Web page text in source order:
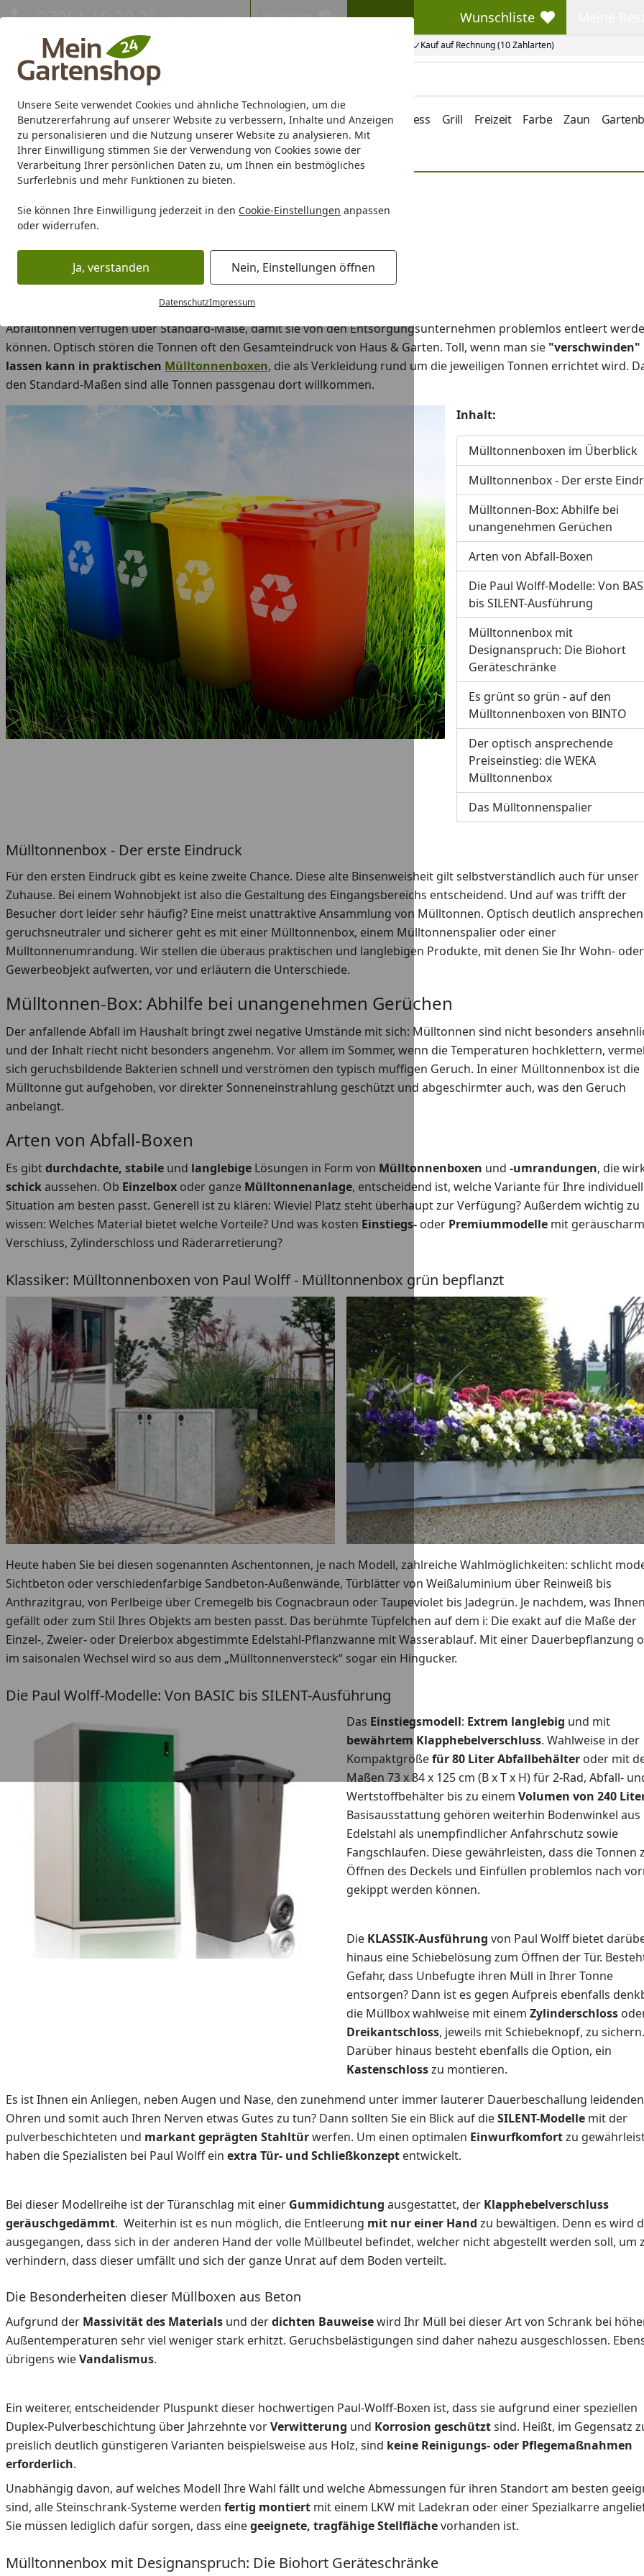
Unsere Seite verwendet Cookies und ähnliche Technologien, um die
Benutzererfahrung auf unserer Website zu verbessern, Inhalte und Anzeigen
zu personalisieren und die Nutzung unserer Website zu analysieren. Mit
Ihrer Einwilligung stimmen Sie der Verwendung von Cookies sowie der
Verarbeitung Ihrer persönlichen Daten zu, um Ihnen ein bestmögliches
Surferlebnis und mehr Funktionen zu bieten.
Sie können Ihre Einwilligung jederzeit in den Cookie-Einstellungen anpassen
oder widerrufen.
Ja, verstanden Nein, Einstellungen öffnen
DatenschutzImpressum
Eigene Montage-Teams Kauf auf Rechnung (10 Zahlarten)
07051 / 9 22 22 Mo-Fr. 8-16 Uhr Kontakt Wunschliste
Wunschliste
Gartenhaus Gerätehaus Gewächshaus Carport/Garage/Vordach Wellness Grill Freizeit Farbe Zaun
Marken Sale %
Startseite
Abfalltonnen gut verstaut
Erstellt am: 06.05.2021
Mülltonnenboxen im Überblick
Abfalltonnen verfügen über Standard-Maße, damit sie von den Entsorgungsunternehmen problemlos entleert
können. Optisch stören die Tonnen oft den Gesamteindruck von Haus & Garten. Toll, wenn man sie "verschwinden"
lassen kann in praktischen Mülltonnenboxen, die als Verkleidung rund um die jeweiligen Tonnen errichtet wird.
den Standard-Maßen sind alle Tonnen passgenau dort willkommen.
Inhalt:
Mülltonnenboxen im Überblick
Mülltonnenbox - Der erste
Mülltonnen-Box: Abhilfe bei
unangenehmen Gerüchen
Arten von Abfall-Boxen
Die Paul Wolff-Modelle: Von
bis SILENT-Ausführung
Mülltonnenbox mit
Designanspruch: Die Biohort
Geräteschränke
Es grünt so grün - auf den
Mülltonnenboxen von BINTO
Der optisch ansprechende
Preiseinstieg: die WEKA
Mülltonnenbox
Das Mülltonnenspalier
Mülltonnenbox - Der erste Eindruck
Für den ersten Eindruck gibt es keine zweite Chance. Diese alte Binsenweisheit gilt selbstverständlich auch für unser
Zuhause. Bei einem Wohnobjekt ist also die Gestaltung des Eingangsbereichs entscheidend. Und auf was trifft der
Besucher dort leider sehr häufig? Eine meist unattraktive Ansammlung von Mülltonnen. Optisch deutlich
geruchsneutraler und sicherer geht es mit einer Mülltonnenbox, einem Mülltonnenspalier oder einer
Mülltonnenumrandung. Wir stellen die überaus praktischen und langlebigen Produkte, mit denen Sie Ihr Wohn- oder
Gewerbeobjekt aufwerten, vor und erläutern die Unterschiede.
Mülltonnen-Box: Abhilfe bei unangenehmen Gerüchen
Der anfallende Abfall im Haushalt bringt zwei negative Umstände mit sich: Mülltonnen sind nicht besonders
und der Inhalt riecht nicht besonders angenehm. Vor allem im Sommer, wenn die Temperaturen hochklettern,
sich geruchsbildende Bakterien schnell und verströmen den typisch muffigen Geruch. In einer Mülltonnenbox ist die
Mülltonne gut aufgehoben, vor direkter Sonneneinstrahlung geschützt und abgeschirmter auch, was den Geruch
anbelangt.
Arten von Abfall-Boxen
Es gibtdurchdachte, stabile und langlebige Lösungen in Form von Mülltonnenboxen und -umrandungen, die
schickaussehen. Ob Einzelbox oder ganze Mülltonnenanlage, entscheidend ist, welche Variante für Ihre
Situation am besten passt. Generell ist zu klären: Wieviel Platz steht überhaupt zur Verfügung? Außerdem wichtig zu
wissen: Welches Material bietet welche Vorteile? Und was kosten Einstiegs- oder Premiummodelle mit
Verschluss, Zylinderschloss und Räderarretierung?
Klassiker: Mülltonnenboxen von Paul Wolff - Mülltonnenbox grün bepflanzt
Heute haben Sie bei diesen sogenannten Aschentonnen, je nach Modell, zahlreiche Wahlmöglichkeiten: schlicht
Sichtbeton oder verschiedenfarbige Sandbeton-Außenwände, Türblätter von Weißaluminium über Reinweiß bis
Anthrazitgrau, von Perlbeige über Cremegelb bis Cognacbraun oder Taupeviolet bis Jadegrün. Je nachdem, was Ihnen
gefällt oder zum Stil Ihres Objekts am besten passt. Das berühmte Tüpfelchen auf dem i: Die exakt auf die Maße der
Einzel-, Zweier- oder Dreierbox abgestimmte Edelstahl-Pflanzwanne mit Wasserablauf. Mit einer Dauerbepflanzung
im saisonalen Wechsel wird so aus dem „Mülltonnenversteck“ sogar ein Hingucker.
Die Paul Wolff-Modelle: Von BASIC bis SILENT-Ausführung
Das Einstiegsmodell: Extrem langlebig und mit
bewährtem Klapphebelverschluss. Wahlweise in der
Kompaktgrößefür 80 Liter Abfallbehälter oder mit
Maßen 73 x 84 x 125 cm (B x T x H) für 2-Rad, Abfall-
Wertstoffbehälter bis zu einem Volumen von 240
Basisausstattung gehören weiterhin Bodenwinkel aus
Edelstahl als unempfindlicher Anfahrschutz sowie
Fangschlaufen. Diese gewährleisten, dass die Tonnen
Öffnen des Deckels und Einfüllen problemlos nach
gekippt werden können.
Die KLASSIK-Ausführung von Paul Wolff bietet
hinaus eine Schiebelösung zum Öffnen der Tür.
Gefahr, dass Unbefugte ihren Müll in Ihrer Tonne
entsorgen? Dann ist es gegen Aufpreis ebenfalls
die Müllbox wahlweise mit einem Zylinderschloss
Dreikantschloss, jeweils mit Schiebeknopf, zu sichern.
Darüber hinaus besteht ebenfalls die Option, ein
Kastenschlosszu montieren.
Es ist Ihnen ein Anliegen, neben Augen und Nase, den zunehmend unter immer lauterer Dauerbeschallung leidenden
Ohren und somit auch Ihren Nerven etwas Gutes zu tun? Dann sollten Sie ein Blick auf dieSILENT-Modelle mit der
pulverbeschichteten und markant geprägten Stahltürwerfen. Um einen optimalen Einwurfkomfortzu
haben die Spezialisten bei Paul Wolff ein extra Tür- und Schließkonzept entwickelt.
Bei dieser Modellreihe ist der Türanschlag mit einer Gummidichtung ausgestattet, der Klapphebelverschluss
geräuschgedämmt. Weiterhin ist es nun möglich, die Entleerung mit nur einer Hand zu bewältigen. Denn es wird
ausgegangen, dass sich in der anderen Hand der volle Müllbeutel befindet, welcher nicht abgestellt werden soll, um
verhindern, dass dieser umfällt und sich der ganze Unrat auf dem Boden verteilt.
Die Besonderheiten dieser Müllboxen aus Beton
Aufgrund der Massivität des Materials und derdichten Bauweisewird Ihr Müll bei dieser Art von Schrank bei
Außentemperaturen sehr viel weniger stark erhitzt. Geruchsbelästigungen sind daher nahezu ausgeschlossen.
übrigens wieVandalismus.
Ein weiterer, entscheidender Pluspunkt dieser hochwertigen Paul-Wolff-Boxen ist, dass sie aufgrund einer speziellen
Duplex-Pulverbeschichtung über Jahrzehnte vorVerwitterung und Korrosion geschütztsind. Heißt, im Gegensatz
preislich deutlich günstigeren Varianten beispielsweise aus Holz, sind keine Reinigungs- oder Pflegemaßnahmen
erforderlich.
Unabhängig davon, auf welches Modell Ihre Wahl fällt und welche Abmessungen für ihren Standort am besten
sind, alle Steinschrank-Systeme werden fertig montiert mit einem LKW mit Ladekran oder einer Spezialkarre
Sie müssen lediglich dafür sorgen, dass einegeeignete, tragfähige Stellflächevorhanden ist.
Mülltonnenbox mit Designanspruch: Die Biohort Geräteschränke